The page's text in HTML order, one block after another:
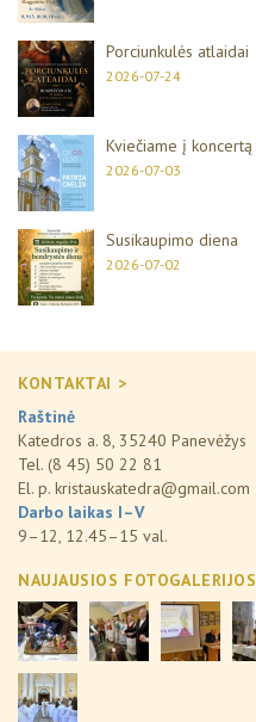
Porciunkulės atlaidai
2026-07-24
Kviečiame į koncertą
2026-07-03
Susikaupimo diena
2026-07-02
KONTAKTAI >
Raštinė
Katedros a. 8, 35240 Panevėžys
Tel. (8 45) 50 22 81
El. p. kristauskatedra@gmail.com
Darbo laikas I–V
9–12, 12.45–15 val.
NAUJAUSIOS FOTOGALERIJOS